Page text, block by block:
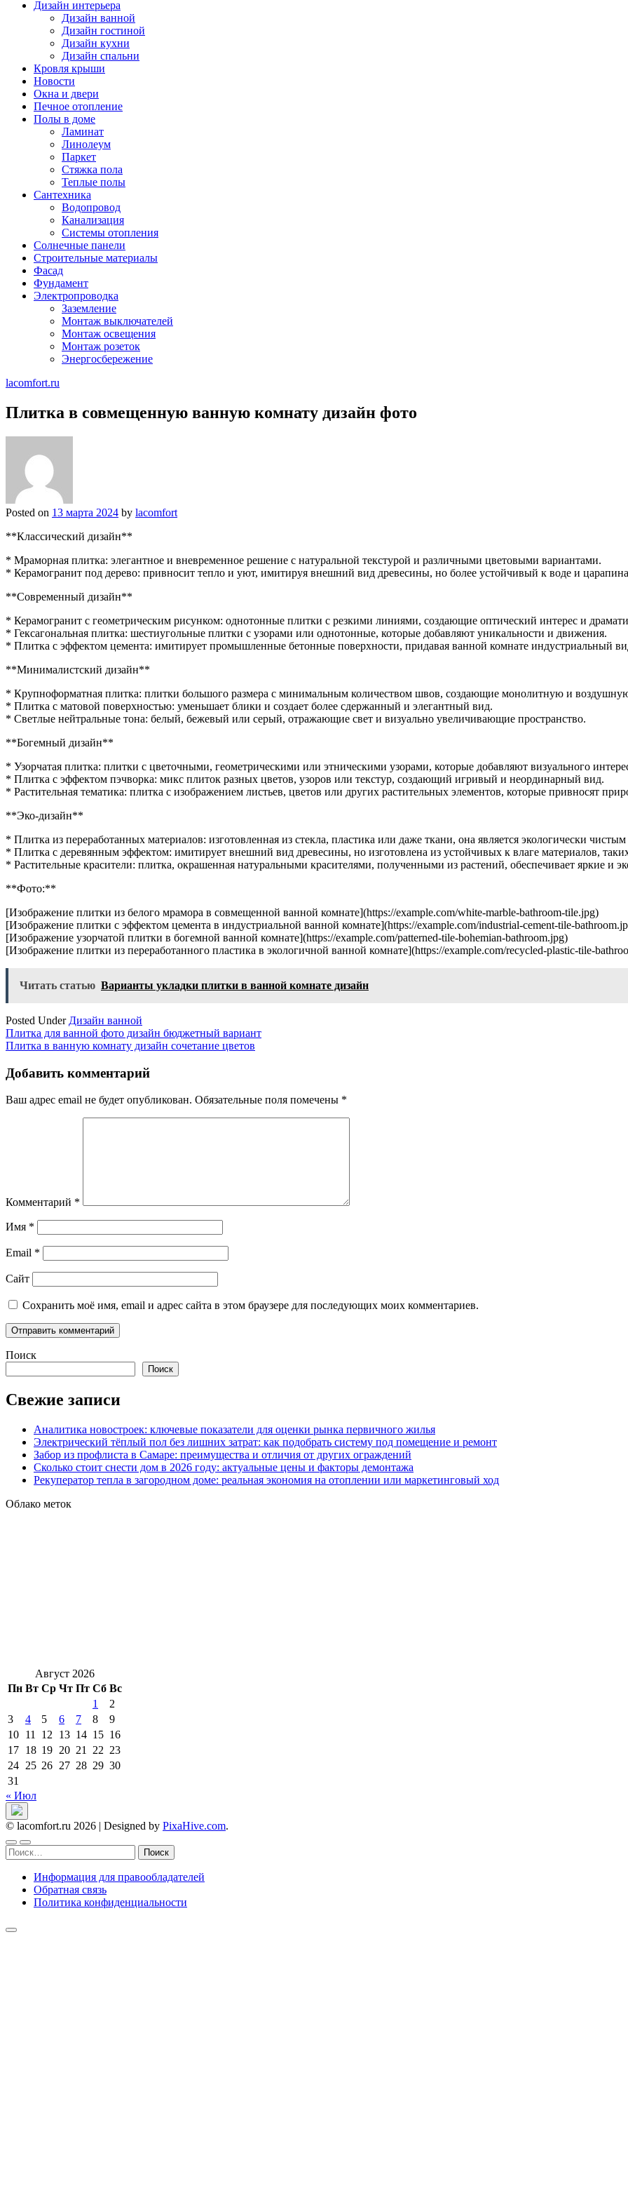
Дизайн интерьера
Дизайн ванной
Дизайн гостиной
Дизайн кухни
Дизайн спальни
Кровля крыши
Новости
Окна и двери
Печное отопление
Полы в доме
Ламинат
Линолеум
Паркет
Стяжка пола
Теплые полы
Сантехника
Водопровод
Канализация
Системы отопления
Солнечные панели
Строительные материалы
Фасад
Фундамент
Электропроводка
Заземление
Монтаж выключателей
Монтаж освещения
Монтаж розеток
Энергосбережение
lacomfort.ru
Плитка в совмещенную ванную комнату дизайн фото
Posted on 13 марта 2024 by lacomfort
**Классический дизайн**
* Мраморная плитка: элегантное и вневременное решение с натуральной текстурой и различными цветовыми вариантами.
* Керамогранит под дерево: привносит тепло и уют, имитируя внешний вид древесины, но более устойчивый к воде и
**Современный дизайн**
* Керамогранит с геометрическим рисунком: однотонные плитки с резкими линиями, создающие оптический интерес и
* Гексагональная плитка: шестиугольные плитки с узорами или однотонные, которые добавляют уникальности и движения.
* Плитка с эффектом цемента: имитирует промышленные бетонные поверхности, придавая ванной комнате индустриальный
**Минималистский дизайн**
* Крупноформатная плитка: плитки большого размера с минимальным количеством швов, создающие монолитную и
* Плитка с матовой поверхностью: уменьшает блики и создает более сдержанный и элегантный вид.
* Светлые нейтральные тона: белый, бежевый или серый, отражающие свет и визуально увеличивающие пространство.
**Богемный дизайн**
* Узорчатая плитка: плитки с цветочными, геометрическими или этническими узорами, которые добавляют визуального
* Плитка с эффектом пэчворка: микс плиток разных цветов, узоров или текстур, создающий игривый и неординарный вид.
* Растительная тематика: плитка с изображением листьев, цветов или других растительных элементов, которые привносят
**Эко-дизайн**
* Плитка из переработанных материалов: изготовленная из стекла, пластика или даже ткани, она является экологически
* Плитка с деревянным эффектом: имитирует внешний вид древесины, но изготовлена из устойчивых к влаге материалов,
* Растительные красители: плитка, окрашенная натуральными красителями, полученными из растений, обеспечивает яркие и
**Фото:**
[Изображение плитки из белого мрамора в совмещенной ванной комнате](https://example.com/white-marble-bathroom-tile.jpg)
[Изображение плитки с эффектом цемента в индустриальной ванной комнате](https://example.com/industrial-cement-tile-
[Изображение узорчатой плитки в богемной ванной комнате](https://example.com/patterned-tile-bohemian-bathroom.jpg)
[Изображение плитки из переработанного пластика в экологичной ванной комнате](https://example.com/recycled-plastic-tile-
Читать статью Варианты укладки плитки в ванной комнате дизайн
Posted Under Дизайн ванной
Навигация
по
записям
Плитка для ванной фото дизайн бюджетный вариант
Плитка в ванную комнату дизайн сочетание цветов
Добавить комментарий
Ваш адрес email не будет опубликован. Обязательные поля помечены *
Комментарий *
Имя *
Email *
Сайт
Сохранить моё имя, email и адрес сайта в этом браузере для последующих моих комментариев.
Поиск
Поиск
Свежие записи
Аналитика новостроек: ключевые показатели для оценки рынка первичного жилья
Электрический тёплый пол без лишних затрат: как подобрать систему под помещение и ремонт
Забор из профлиста в Самаре: преимущества и отличия от других ограждений
Сколько стоит снести дом в 2026 году: актуальные цены и факторы демонтажа
Рекуператор тепла в загородном доме: реальная экономия на отоплении или маркетинговый ход
Облако меток
Август 2026
Пн Вт Ср Чт Пт Сб Вс
1
2
3
4 5 6 7 8
9
10 11 12 13 14 15 16
17 18 19 20 21 22 23
24 25 26 27 28 29 30
31
« Июл
© lacomfort.ru 2026 | Designed by PixaHive.com.
Найти:
Информация для правообладателей
Обратная связь
Политика конфиденциальности